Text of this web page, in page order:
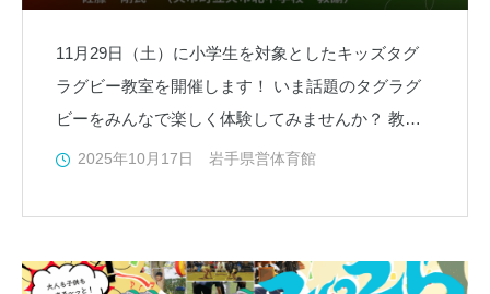
11月29日（土）に小学生を対象としたキッズタグ
ラグビー教室を開催します！ いま話題のタグラグ
ビーをみんなで楽しく体験してみませんか？ 教室
では基本的なボールの投げ方、捕り方などを専門の
2025年10月17日 岩手県営体育館